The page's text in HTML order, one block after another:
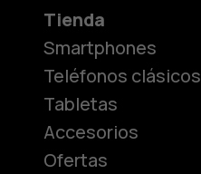
Tienda
Smartphones
Teléfonos clásicos
Tabletas
Accesorios
Ofertas